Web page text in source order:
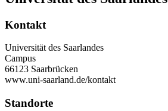
Kontakt
Universität des Saarlandes
Campus
66123 Saarbrücken
www.uni-saarland.de/kontakt
Standorte